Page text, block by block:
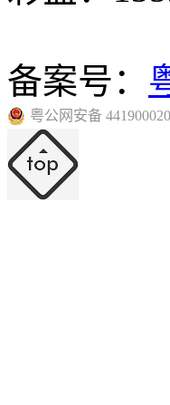
备案号：
粤公网安备